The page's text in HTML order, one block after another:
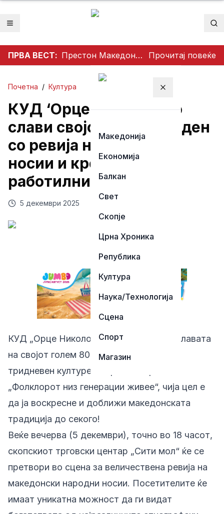
Отвори мени
ПРВА ВЕСТ: Престон Македонија го освои Dockerty Cup по 34 години, Тевере прогласен за најдобар играч Прочитај повеќе
Затвори мени
Македонија
Економија
Балкан
Свет
Скопје
Црна Хроника
Република
Култура
Наука/Технологија
Сцена
Спорт
Магазин
Почетна / Култура
КУД ‘Орце Николов’ го
слави својот 80. роденден
со ревија на народни
носии и креативни
работилници
5 декември 2025
КУД „Орце Николов“ ја започнува прославата
на својот голем 80-годишен јубилеј со
тридневен културен маратон наречен
„Фолклорот низ генерации живее“, чија цел е
да ја воскресне и доближи македонската
традиција до секого!
Веќе вечерва (5 декември), точно во 18 часот,
скопскиот трговски центар „Сити мол“ ќе се
претвори во сцена за величествена ревија на
македонски народни носии. Посетителите ќе
имаат уникатна можност да ги видат